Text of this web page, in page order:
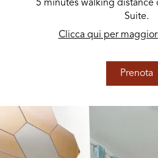
5 minutes walking distance
Suite.
Clicca qui per
Prenota